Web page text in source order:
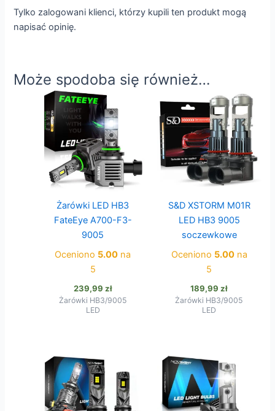
Tylko zalogowani klienci, którzy kupili ten produkt mogą
napisać opinię.
Może spodoba się również…
Żarówki LED HB3
FateEye A700-F3-
9005
Oceniono 5.00 na
5
239,99 zł
Żarówki HB3/9005
LED
S&D XSTORM M01R
LED HB3 9005
soczewkowe
Oceniono 5.00na
5
189,99zł
Żarówki HB3/9005
LED